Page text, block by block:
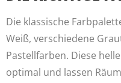
Die klassische
Weiß, verschiedene
Pastellfarben. Diese
optimal und lassen